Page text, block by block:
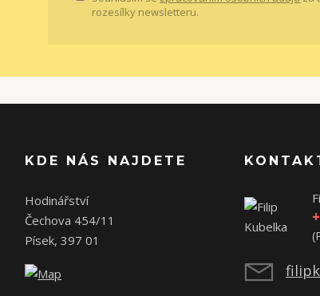
rozesílky newsletteru.
KDE NÁS NAJDETE
Hodinářství
Čechova 454/11
Písek, 397 01